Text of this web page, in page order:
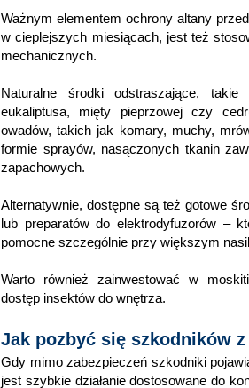
Ważnym elementem ochrony altany
w cieplejszych miesiącach, jest też
mechanicznych.
Naturalne środki odstraszające,
eukaliptusa, mięty pieprzowej czy
owadów, takich jak komary, muchy,
formie sprayów, nasączonych tkanin
zapachowych.
Alternatywnie, dostępne są też gotowe
lub preparatów do elektrodyfuzorów –
pomocne szczególnie przy większym
Warto również zainwestować w
dostęp insektów do wnętrza.
Jak pozbyć się szkodników
Gdy mimo zabezpieczeń szkodniki
jest szybkie działanie dostosowane do